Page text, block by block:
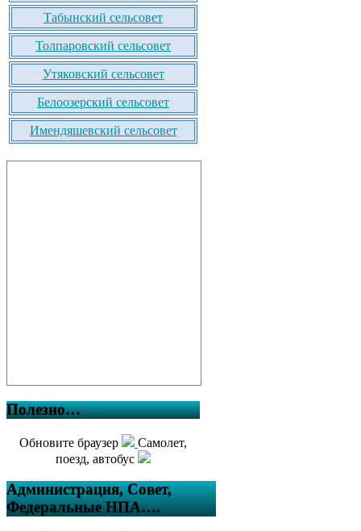
Табынский сельсовет
Толпаровский сельсовет
Утяковский сельсовет
Белоозерский сельсовет
Имендяшевский сельсовет
Полезно…
Обновите браузер
Самолет,
поезд, автобус
Администрация, Совет,
Федеральные НПА….